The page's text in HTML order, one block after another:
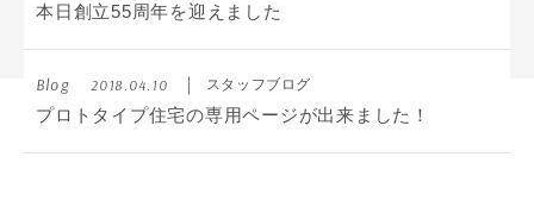
本日創立55周年を迎えました
Blog 2018.04.10 スタッフブログ
プロトタイプ住宅の専用ページが出来ました！